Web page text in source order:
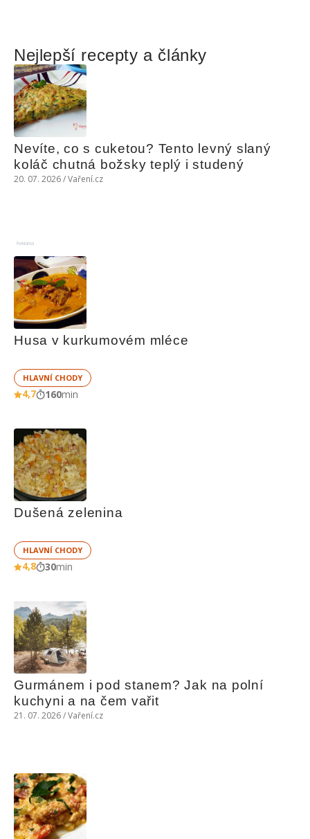
Nejlepší recepty a články
Nevíte, co s cuketou? Tento levný slaný
koláč chutná božsky teplý i studený
20. 07. 2026 / Vaření.cz
Reklama
Husa v kurkumovém mléce
HLAVNÍ CHODY
4,7 160min
Dušená zelenina
HLAVNÍ CHODY
4,8 30min
Gurmánem i pod stanem? Jak na polní
kuchyni a na čem vařit
21. 07. 2026 / Vaření.cz